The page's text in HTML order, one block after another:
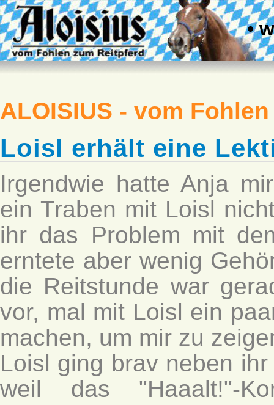
•
ALOISIUS - vom
Loisl erhält eine
Irgendwie hatte Anja
ein Traben mit Loisl
ihr das Problem mit
erntete aber wenig
die Reitstunde war
vor, mal mit Loisl ein
machen, um mir zu
Loisl ging brav neben
weil das "Haaalt!"-